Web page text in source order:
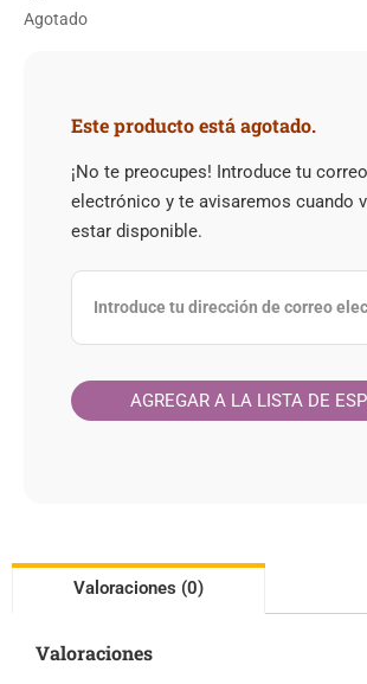
Agotado
Este producto está agotado.
¡No te preocupes! Introduce tu correo
electrónico y te avisaremos cuando
estar disponible.
Valoraciones (0)
Valoraciones